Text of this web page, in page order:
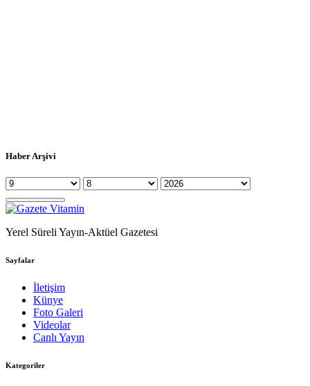
Haber Arşivi
Yerel Süreli Yayın-Aktüel Gazetesi
Sayfalar
İletişim
Künye
Foto Galeri
Videolar
Canlı Yayın
Kategoriler